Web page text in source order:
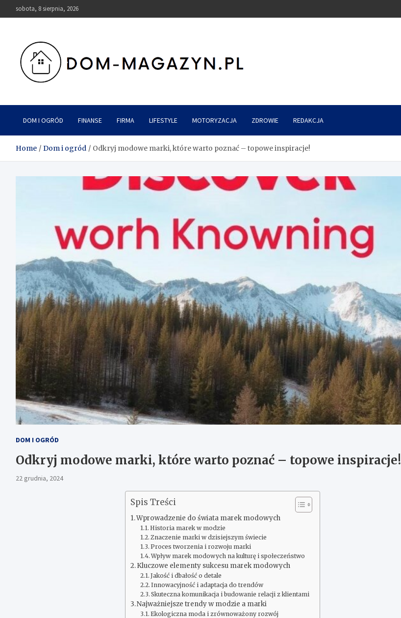
to
sobota, 8 sierpnia, 2026
Dom-Magazyn.pl
DOM I OGRÓD FINANSE FIRMA LIFESTYLE MOTORYZACJA ZDROWIE REDAKCJA
Home Dom i ogród Odkryj modowe marki, które warto poznać – topowe inspiracje!
DOM I OGRÓD
Odkryj modowe marki, które warto poznać – topowe inspiracje!
22 grudnia, 2024
Spis Treści
Wprowadzenie do świata marek modowych
Historia marek w modzie
Znaczenie marki w dzisiejszym świecie
Proces tworzenia i rozwoju marki
Wpływ marek modowych na kulturę i społeczeństwo
Kluczowe elementy sukcesu marek modowych
Jakość i dbałość o detale
Innowacyjność i adaptacja do trendów
Skuteczna komunikacja i budowanie relacji z klientami
Najważniejsze trendy w modzie a marki
Ekologiczna moda i zrównoważony rozwój